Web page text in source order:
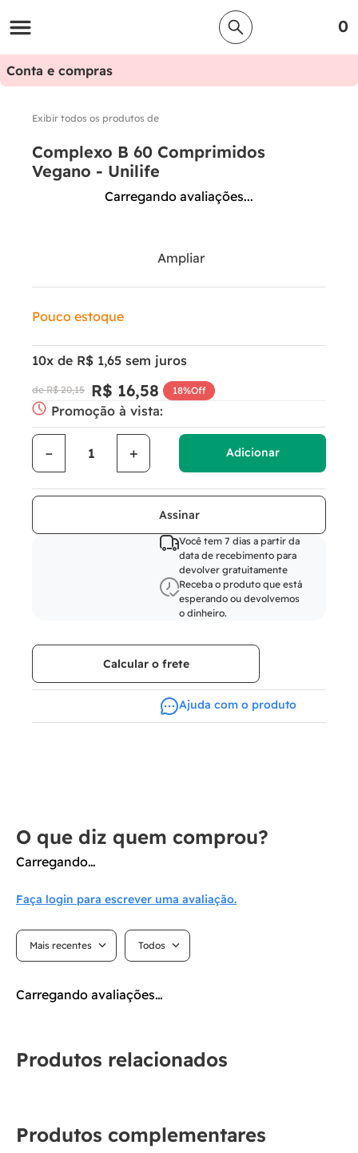
0
Conta e compras
Exibir todos os produtos de
Complexo B 60 Comprimidos
Vegano - Unilife
Carregando avaliações...
Ampliar
Pouco estoque
10x de R$ 1,65 sem juros
R$ 20,15 R$ 16,58 18%Off
Promoção à vista:
＋
－ Adicionar
Você tem 7 dias a partir da
data de recebimento para
devolver gratuitamente
Receba o produto que está
esperando ou devolvemos
o dinheiro.
Calcular o frete
Ajuda com o produto
Carregando…
Faça login para escrever uma avaliação.
Mais recentes Todos
Carregando avaliações…
Produtos relacionados
Produtos complementares